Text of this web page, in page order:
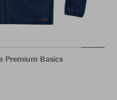
Premium Basics